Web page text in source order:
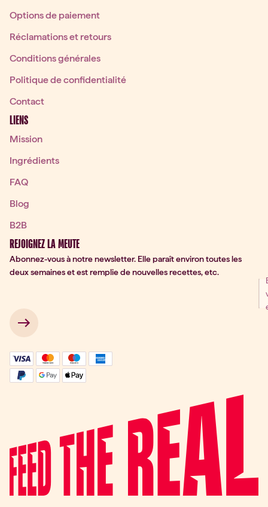
Options de paiement
Réclamations et retours
Conditions générales
Politique de confidentialité
Contact
LIENS
Mission
Ingrédients
FAQ
Blog
B2B
REJOIGNEZ LA MEUTE
Abonnez-vous à notre newsletter. Elle paraît environ toutes les
deux semaines et est remplie de nouvelles recettes, etc.
Signup
→